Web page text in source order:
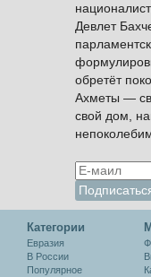
Девлет
обретёт
Ахметы —
свой дом,
Категории
Евразия
В России
Популярное